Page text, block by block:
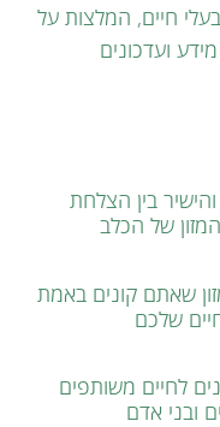
חיים, המלצות על
ועדכונים
בין הצלחת
של הכלב
שאתם קונים באמת
שלכם
לחיים משותפים
ובני אדם